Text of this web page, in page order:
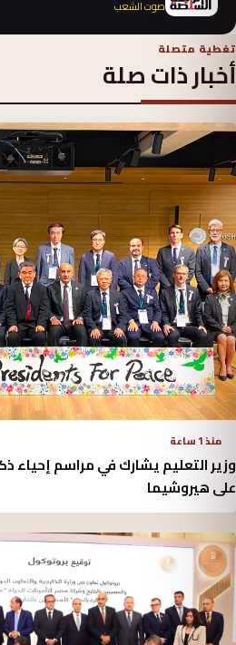
صوت الشعب
تغطية متصلة
أخبار ذات صلة
منذ 1 ساعة
وزير التعليم يشارك في مراسم إحياء
على هيروشيما